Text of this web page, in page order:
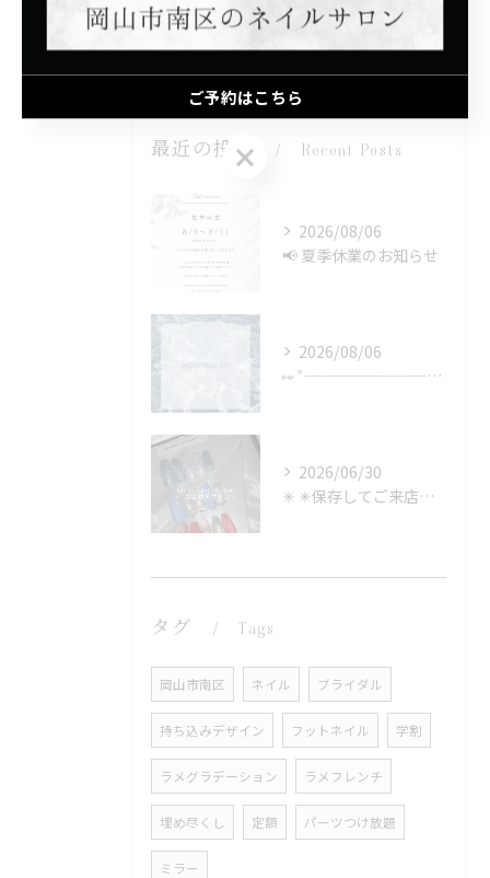
プライベートサロン
マグネット
最近の投稿 Recent Posts
2026/08/06
📢 夏季休業のお知らせ
2026/08/06
⑅∙˚┈┈┈┈┈┈┈┈┈┈┈┈˚∙⑅
2026/06/30
✳︎ ✳︎保存してご来店時に見せるのもOK✳︎
タグ Tags
岡山市南区 ネイル ブライダル
持ち込みデザイン フットネイル 学割
ラメグラデーション ラメフレンチ
埋め尽くし 定額 パーツつけ放題
ミラー
ご予約はこちら
ご予約はこちら